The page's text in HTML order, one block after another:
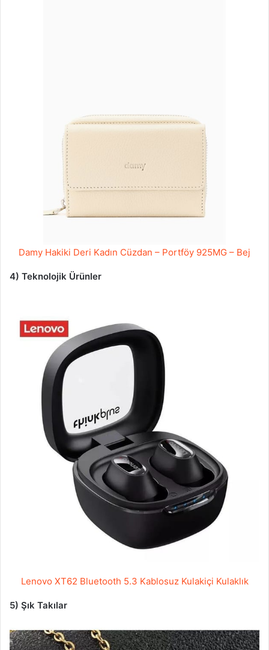
Damy Hakiki Deri Kadın Cüzdan – Portföy 925MG – Bej
4) Teknolojik Ürünler
Lenovo XT62 Bluetooth 5.3 Kablosuz Kulakiçi Kulaklık
5) Şık Takılar